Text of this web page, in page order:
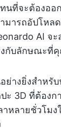
ทนที่จะต้องอ
มารถอัปโหล
AI จ
งกับลักษณะที่
ย่างยิ่งสำหรั
ะ 3D ที่ต้อง
าหลายชั่วโม